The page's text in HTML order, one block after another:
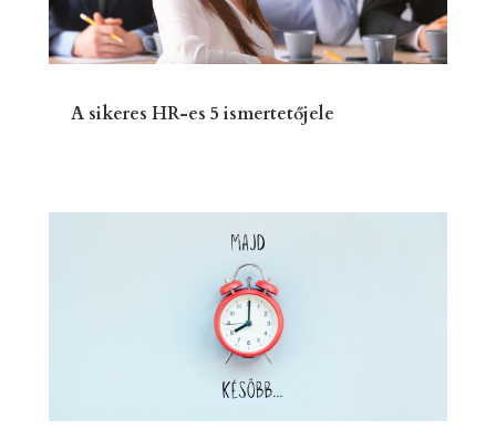
A sikeres HR-es 5 ismertetőjele